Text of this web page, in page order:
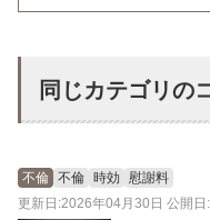
同じカテゴリの
不倫 不倫 時効
慰謝料
更新日:2026年04月30日 公開日